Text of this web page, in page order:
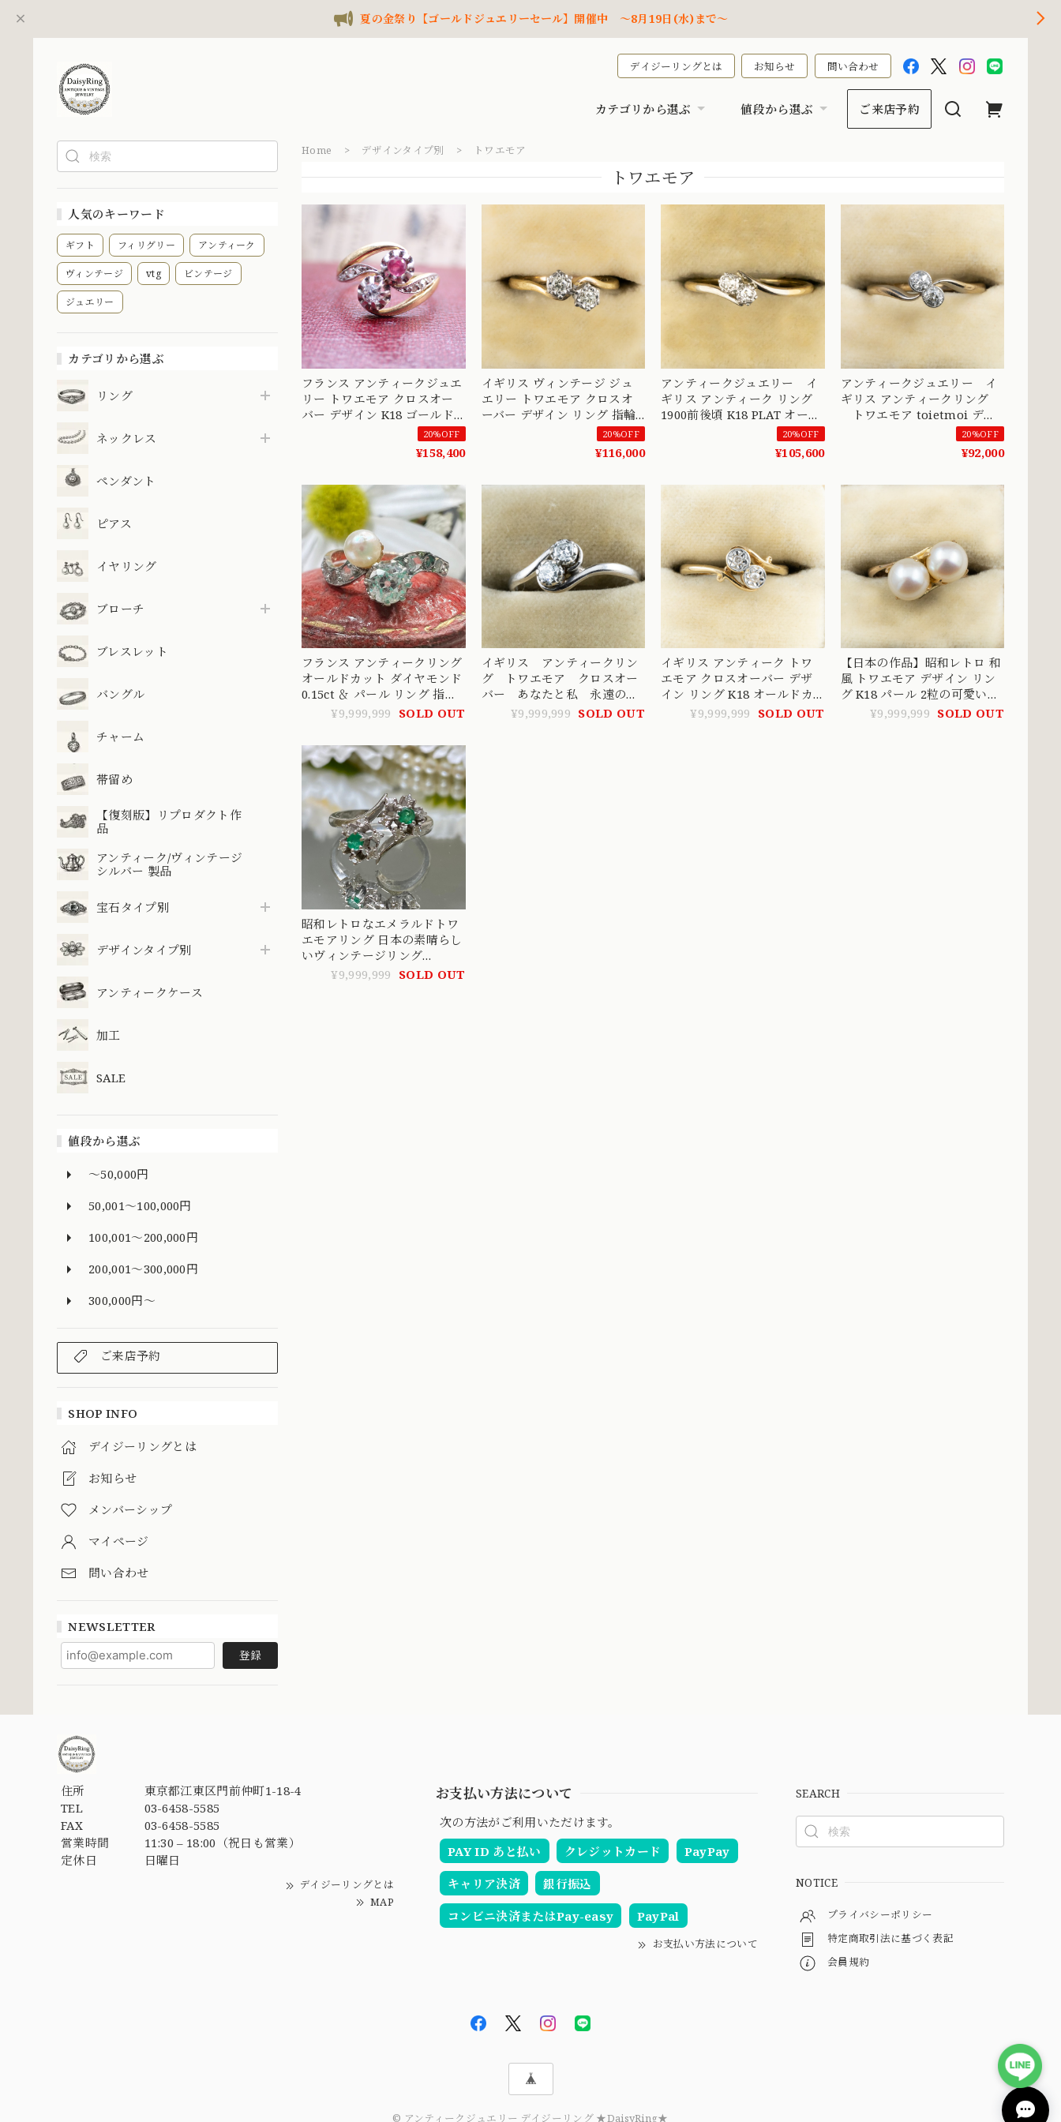
夏の金祭り【ゴールドジュエリーセール】開催中 ～8月19日(水)まで～
デイジーリングとは お知らせ 問い合わせ
カテゴリから選ぶ 値段から選ぶ ご来店予約
人気のキーワード
ギフト フィリグリー アンティーク
ヴィンテージ vtg ビンテージ
ジュエリー
カテゴリから選ぶ
リング
ネックレス
ペンダント
ピアス
イヤリング
ブローチ
ブレスレット
バングル
チャーム
帯留め
【復刻版】リプロダクト作
品
アンティーク/ヴィンテージ
シルバー 製品
宝石タイプ別
デザインタイプ別
アンティークケース
加工
SALE
値段から選ぶ
～50,000円
50,001～100,000円
100,001～200,000円
200,001～300,000円
300,000円～
ご来店予約
SHOP INFO
デイジーリングとは
お知らせ
メンバーシップ
マイページ
問い合わせ
NEWSLETTER
登録
Home デザインタイプ別 トワエモア
トワエモア
フランス アンティークジュエ
リー トワエモア クロスオー
バー デザイン K18 ゴールド
コンビカラー リング 珍しい
マスカロン刻印 DR00733
20%OFF
¥158,400
イギリス ヴィンテージ ジュ
エリー トワエモア クロスオ
ーバー デザイン リング 指輪
1900年中頃 あなたと私
20%OFF
¥116,000
アンティークジュエリー イ
ギリス アンティーク リング
1900前後頃 K18 PLAT オール
ドヨーロピアンカットダイア
モンド /トワエモア あなたと
20%OFF
¥105,600
アンティークジュエリー イ
ギリス アンティークリング
トワエモア toietmoi デザ
イン 指輪 K18 オールドヨー
ロピアンカット ダイヤモンド
1800年後半から1900年前後頃
20%OFF
¥92,000
フランス アンティークリング
オールドカット ダイヤモンド
0.15ct ＆ パール リング 指輪
トワエモア （あなたと私）
¥9,999,999 SOLD OUT
イギリス アンティークリン
グ トワエモア クロスオー
バー あなたと私 永遠の愛
の絆 DR00494
¥9,999,999 SOLD OUT
イギリス アンティーク トワ
エモア クロスオーバー デザ
イン リング K18 オールドカ
ット ダイヤ 1900初頭頃 〜愛
¥9,999,999 SOLD OUT
【日本の作品】昭和レトロ 和
風 トワエモア デザイン リン
グ K18 パール 2粒の可愛いパ
ールが織りなす永遠の愛
¥9,999,999 SOLD OUT
昭和レトロなエメラルドトワ
エモアリング 日本の素晴らし
いヴィンテージリング
Japanese vintage ring
¥9,999,999 SOLD OUT
住所
東京都江東区門前仲町1-18-4
TEL
03-6458-5585
FAX
03-6458-5585
営業時間
11:30 – 18:00（祝日も営業）
定休日
日曜日
デイジーリングとは
MAP
お支払い方法について
次の方法がご利用いただけます。
PAY ID あと払い
クレジットカード PayPay
キャリア決済 銀行振込
コンビニ決済またはPay-easy PayPal
お支払い方法について
SEARCH
NOTICE
プライバシーポリシー
特定商取引法に基づく表記
会員規約
© アンティークジュエリー デイジーリング ★DaisyRing★